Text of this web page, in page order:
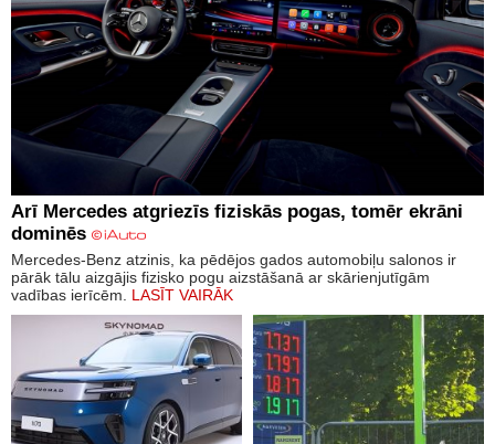
Arī Mercedes atgriezīs fiziskās pogas, tomēr ekrāni
dominēs
Mercedes-Benz atzinis, ka pēdējos gados automobiļu salonos ir
pārāk tālu aizgājis fizisko pogu aizstāšanā ar skārienjutīgām
vadības ierīcēm. LASĪT VAIRĀK